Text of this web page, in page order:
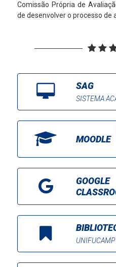
Comissão Própria de
de desenvolver o processo de
SAG
SISTEMA
MOODLE
GOOGLE
UNIFUCAMP